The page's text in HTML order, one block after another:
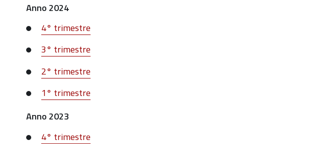
Anno 2024
4° trimestre
3° trimestre
2° trimestre
1° trimestre
Anno 2023
4° trimestre